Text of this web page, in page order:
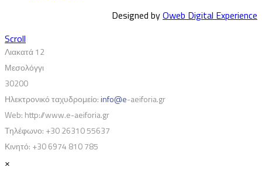
Designed byOweb Digital Experience
Scroll
Λιακατά 12
Μεσολόγγι
30200
Ηλεκτρονικό ταχυδρομείο:info@e-aeiforia.gr
Web: http://www.e-aeiforia.gr
Τηλέφωνο: +30 26310 55637
Κινητό: +30 6974 810 785
×